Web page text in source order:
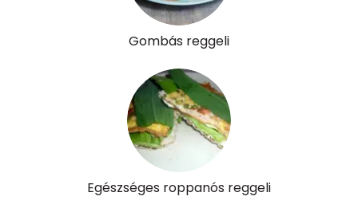
Gombás reggeli
Egészséges roppanós reggeli